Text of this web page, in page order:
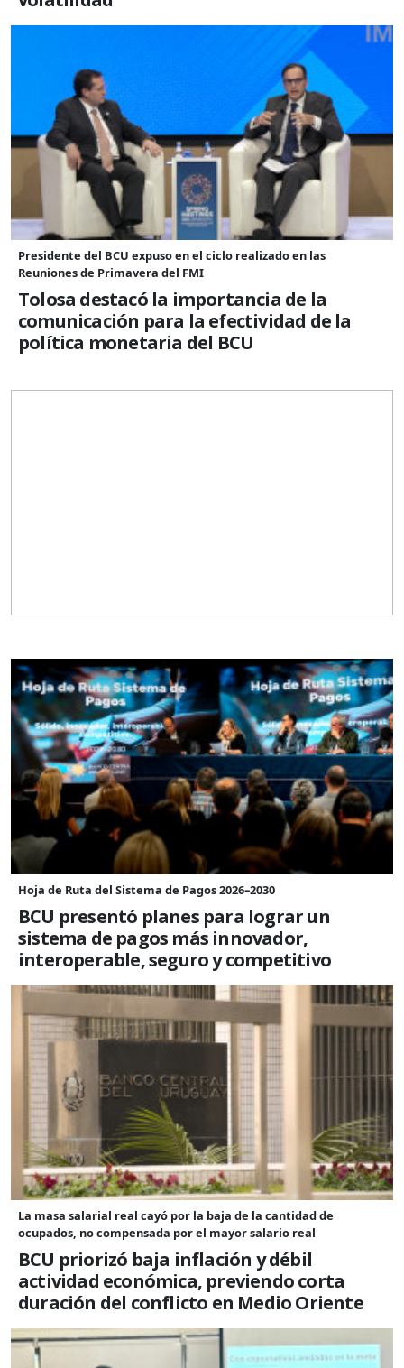
Presidente del BCU expuso en el ciclo realizado en las
Reuniones de Primavera del FMI
Tolosa destacó la importancia de la
comunicación para la efectividad de la
política monetaria del BCU
Hoja de Ruta del Sistema de Pagos 2026–2030
BCU presentó planes para lograr un
sistema de pagos más innovador,
interoperable, seguro y competitivo
La masa salarial real cayó por la baja de la cantidad de
ocupados, no compensada por el mayor salario real
BCU priorizó baja inflación y débil
actividad económica, previendo corta
duración del conflicto en Medio Oriente